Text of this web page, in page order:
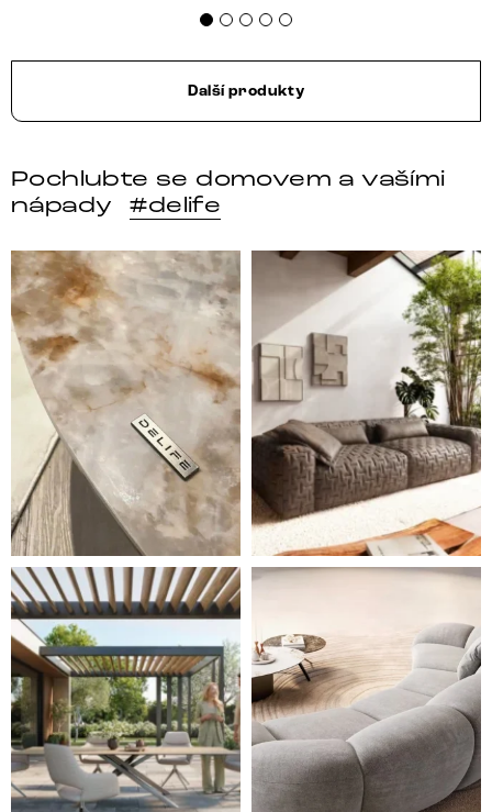
Další produkty
Pochlubte se domovem a vašími
nápady
#delife
DELIFE – Nábytek, který promění dům v domov. Domo
Místo, kam se budeš těšit
Styl, odolnost a společné chvíle pod širým nebem.
Ne každá pohovka je jen